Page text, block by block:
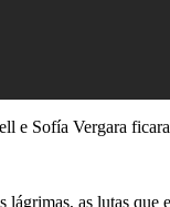
Sofía Vergara
as lutas que